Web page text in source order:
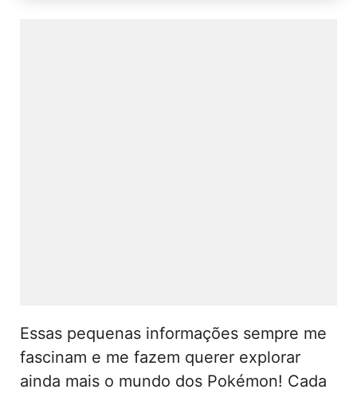
Essas pequenas informações sempre me
fascinam e me fazem querer explorar
ainda mais o mundo dos Pokémon! Cada